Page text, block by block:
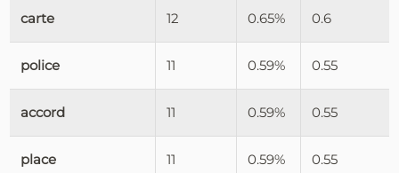
carte 12 0.65% 0.6
police 11 0.59% 0.55
accord 11 0.59% 0.55
place 11 0.59% 0.55